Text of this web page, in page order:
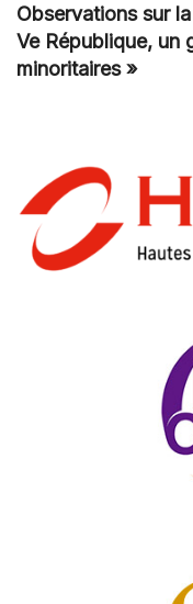
Observations sur
Ve République, un
minoritaires »